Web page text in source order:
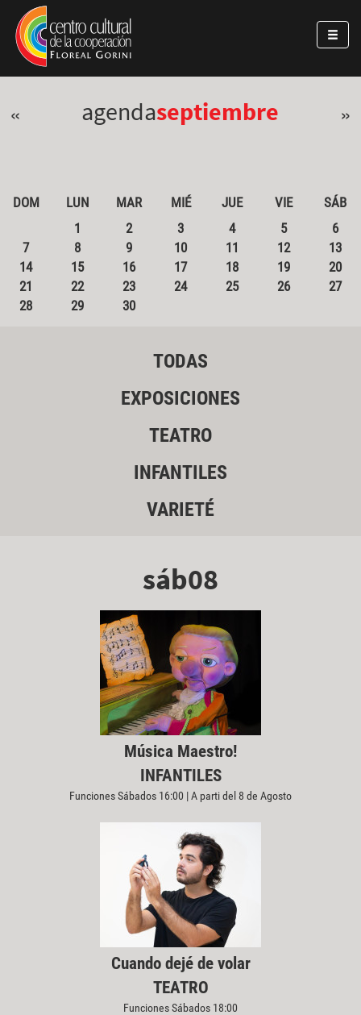
Pasar al contenido principal
Jump to main content
« agendaseptiembre »
DOM LUN MAR MIÉ JUE VIE
SÁB
1
2 3 4 5
6
7
8 9 10 11 12
13
14
15 16 17 18 19
20
21
22 23 24 25 26
27
28
29 30
TODAS
EXPOSICIONES
TEATRO
INFANTILES
VARIETÉ
sáb08
Música Maestro!
INFANTILES
Funciones Sábados 16:00 | A parti del 8 de Agosto
Cuando dejé de volar
TEATRO
Funciones Sábados 18:00